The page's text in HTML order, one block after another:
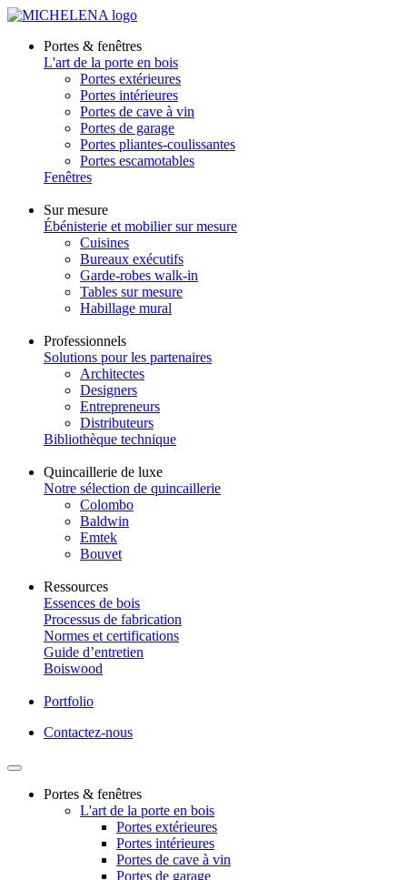
Portes & fenêtres
L'art de la porte en bois
Portes extérieures
Portes intérieures
Portes de cave à vin
Portes de garage
Portes pliantes-coulissantes
Portes escamotables
Fenêtres
Sur mesure
Ébénisterie et mobilier sur mesure
Cuisines
Bureaux exécutifs
Garde-robes walk-in
Tables sur mesure
Habillage mural
Professionnels
Solutions pour les partenaires
Architectes
Designers
Entrepreneurs
Distributeurs
Bibliothèque technique
Quincaillerie de luxe
Notre sélection de quincaillerie
Colombo
Baldwin
Emtek
Bouvet
Ressources
Essences de bois
Processus de fabrication
Normes et certifications
Guide d’entretien
Boiswood
Portfolio
Contactez-nous
Portes & fenêtres
L'art de la porte en bois
Portes extérieures
Portes intérieures
Portes de cave à vin
Portes de garage